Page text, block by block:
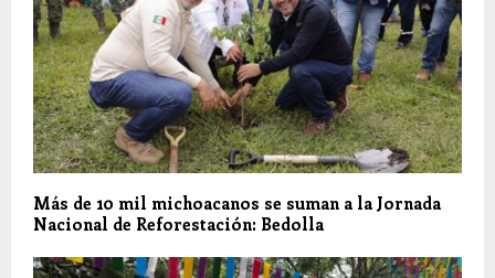
Más de 10 mil michoacanos se suman a la Jornada
Nacional de Reforestación: Bedolla